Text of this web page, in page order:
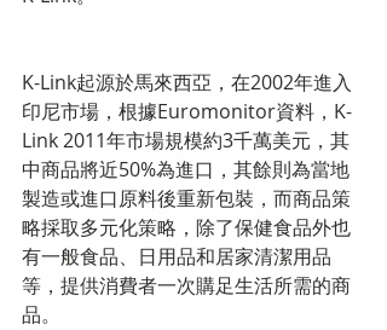
K-Link起源於馬來西亞，在2002年進入
印尼市場，根據Euromonitor資料，K-
Link 2011年市場規模約3千萬美元，其
中商品將近50%為進口，其餘則為當地
製造或進口原料後重新包裝，而商品策
略採取多元化策略，除了保健食品外也
有一般食品、日用品和居家清潔用品
等，提供消費者一次購足生活所需的商
品。